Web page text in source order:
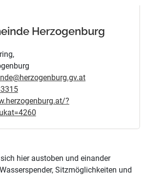
Herzogenburg
?
hier austoben und einander
Sitzmöglichkeiten und